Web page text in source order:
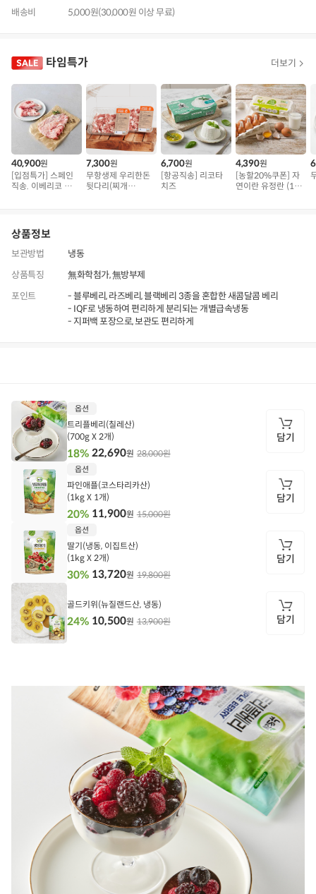
배송비
5,000원(30,000원 이상 무료)
타임특가 더보기
40,900원
[입점특가] 스페인
직송. 이베리코 삼
7,300원
무항생제 우리한돈
뒷다리(찌개
6,700원
[항공직송] 리코타
치즈
4,390원
[농할20%쿠폰] 자
연이란 유정란 (10
상품정보
보관방법
냉동
상품특징
無화학첨가, 無방부제
포인트
- 블루베리, 라즈베리, 블랙베리 3종을 혼합한 새콤달콤 베리
- IQF로 냉동하여 편리하게 분리되는 개별급속냉동
- 지퍼백 포장으로, 보관도 편리하게
상
보
담
옵션
트리플베리(칠레산)
(700g X 2개)
28,000원
18% 22,690원
담기
옵션
파인애플(코스타리카산)
(1kg X 1개)
15,000원
20% 11,900원
담기
담
옵션
딸기(냉동, 이집트산)
(1kg X 2개)
19,800원
30% 13,720원
담기
담
골드키위(뉴질랜드산, 냉동)
13,900원
24% 10,500원 담기